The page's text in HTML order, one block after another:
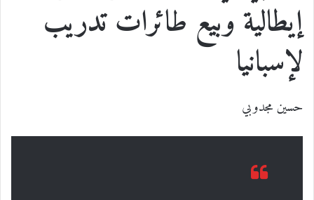
إيطالية وبيع طائرات تدريب
لإسبانيا
حسين مجدوبي